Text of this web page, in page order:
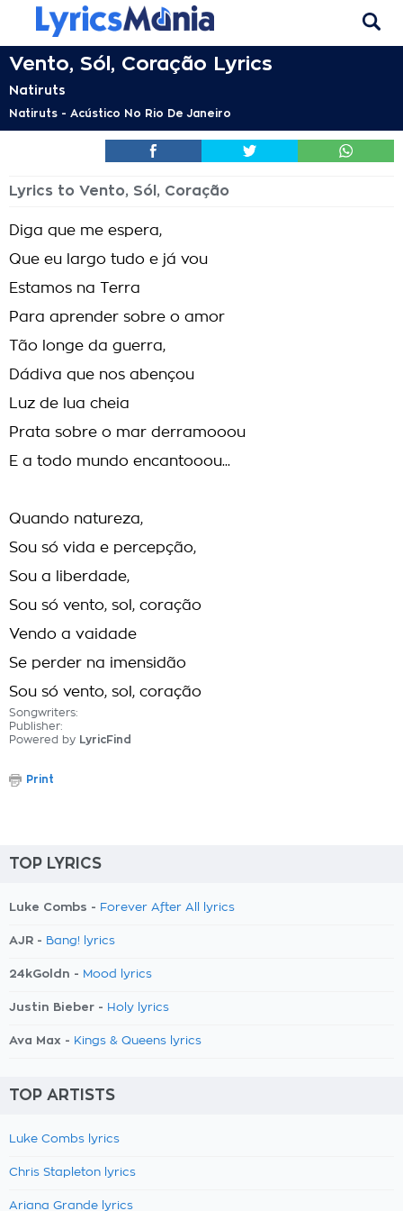
Vento, Sól, Coração Lyrics
Natiruts
Natiruts - Acústico No Rio De Janeiro
Lyrics to Vento, Sól, Coração
Diga que me espera,
Que eu largo tudo e já vou
Estamos na Terra
Para aprender sobre o amor
Tão longe da guerra,
Dádiva que nos abençou
Luz de lua cheia
Prata sobre o mar derramooou
E a todo mundo encantooou...
Quando natureza,
Sou só vida e percepção,
Sou a liberdade,
Sou só vento, sol, coração
Vendo a vaidade
Se perder na imensidão
Sou só vento, sol, coração
Songwriters:
Publisher:
Powered by LyricFind
Print
TOP LYRICS
Luke Combs - Forever After All lyrics
AJR - Bang! lyrics
24kGoldn - Mood lyrics
Justin Bieber - Holy lyrics
Ava Max - Kings & Queens lyrics
TOP ARTISTS
Luke Combs lyrics
Chris Stapleton lyrics
Ariana Grande lyrics